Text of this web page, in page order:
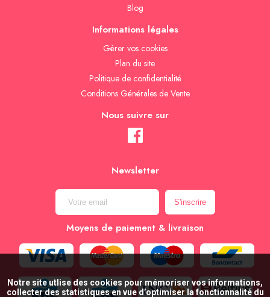
Blog
Informations légales
Gèrer vos cookies
Plan du site
Politique de confidentialité
Conditions Générales de Vente
Nous suivre sur
Newsletter
Moyens de paiement & livraison
Notre site utlise des cookies pour mémoriser vos informations,
collecter des statistiques en vue d’optimiser la fonctionnalité du